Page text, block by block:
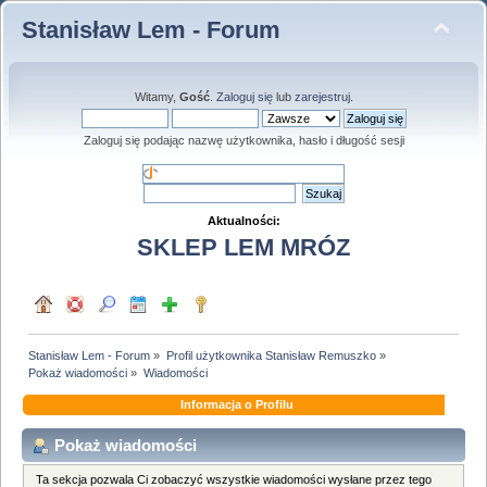
Stanisław Lem - Forum
Witamy, Gość. Zaloguj sięlub zarejestruj.
Zaloguj się podając nazwę użytkownika, hasło i długość sesji
Aktualności:
SKLEP LEM MRÓZ
Stanisław Lem - Forum » Profil użytkownika Stanisław Remuszko»
Pokaż wiadomości » Wiadomości
Informacja o Profilu
Pokaż wiadomości
Ta sekcja pozwala Ci zobaczyć wszystkie wiadomości wysłane przez tego